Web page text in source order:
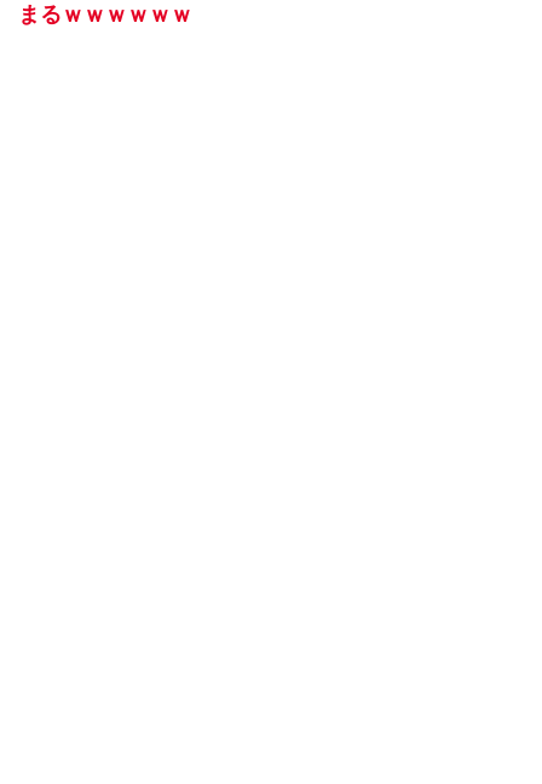
まるｗｗｗｗｗｗ